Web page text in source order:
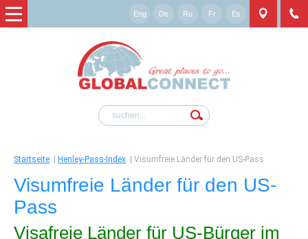
Eng De Ru Fr Es
Startseite Henley-Pass-Index Visumfreie Länder für den US-Pass
Visumfreie Länder für den US-
Pass
Visafreie Länder für US-Bürger im